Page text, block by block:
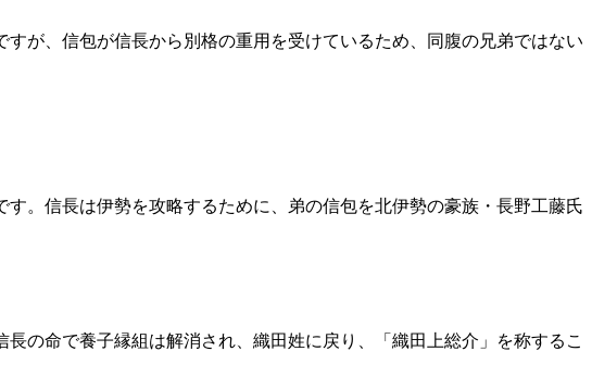
が、信包が信長から別格の重用を受けているため、同腹の兄弟ではない
。信長は伊勢を攻略するために、弟の信包を北伊勢の豪族・長野工藤氏
の命で養子縁組は解消され、織田姓に戻り、「織田上総介」を称するこ